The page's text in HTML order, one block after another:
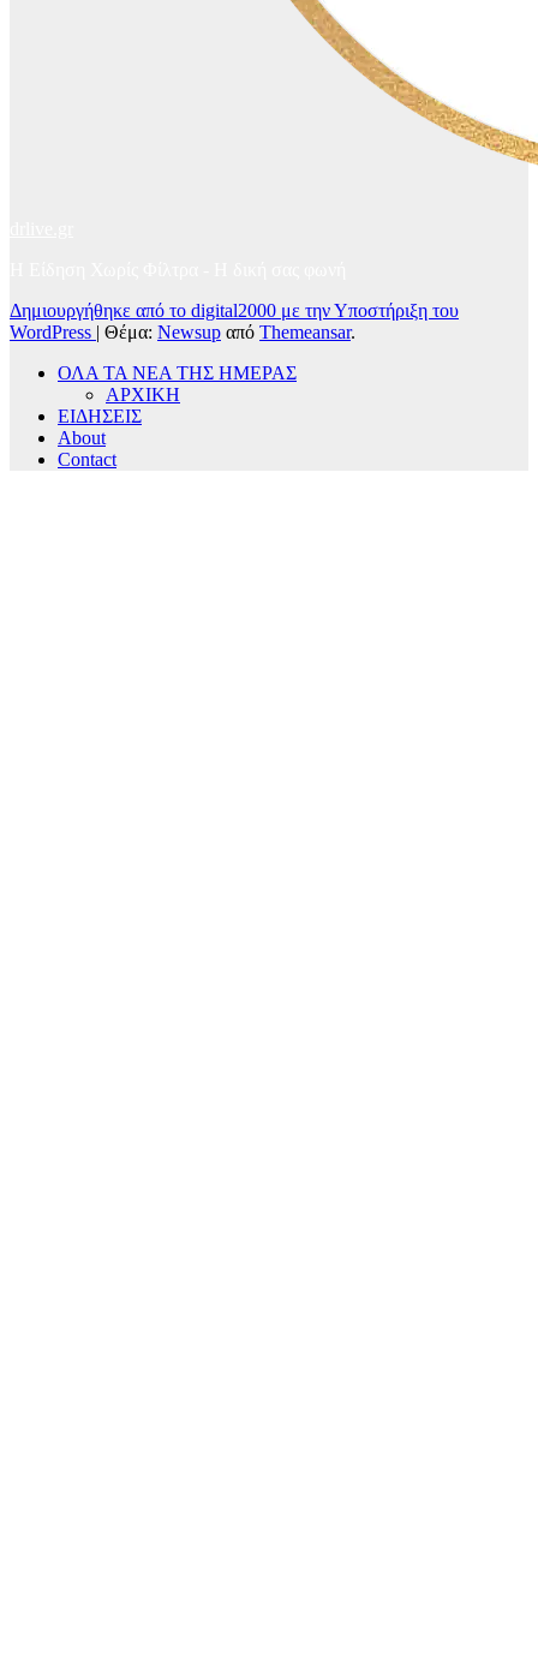
Δημιουργήθηκε από το digital2000 με την Υποστήριξη του
WordPress | Θέμα: Newsup από Themeansar.
ΟΛΑ ΤΑ ΝΕΑ ΤΗΣ ΗΜΕΡΑΣ
ΑΡΧΙΚΗ
ΕΙΔΗΣΕΙΣ
About
Contact